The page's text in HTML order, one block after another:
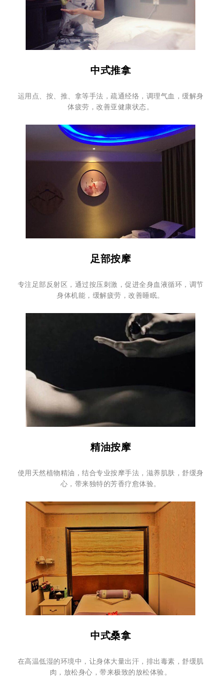
中式推拿
运用点、按、推、拿等手法，疏通经络，调理气血，缓解身
体疲劳，改善亚健康状态。
足部按摩
专注足部反射区，通过按压刺激，促进全身血液循环，调节
身体机能，缓解疲劳，改善睡眠。
精油按摩
使用天然植物精油，结合专业按摩手法，滋养肌肤，舒缓身
心，带来独特的芳香疗愈体验。
中式桑拿
在高温低湿的环境中，让身体大量出汗，排出毒素，舒缓肌
肉，放松身心，带来极致的放松体验。